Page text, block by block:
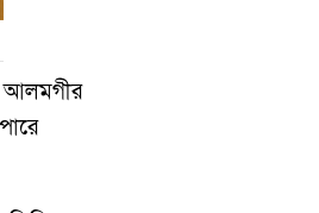
আলমগীর